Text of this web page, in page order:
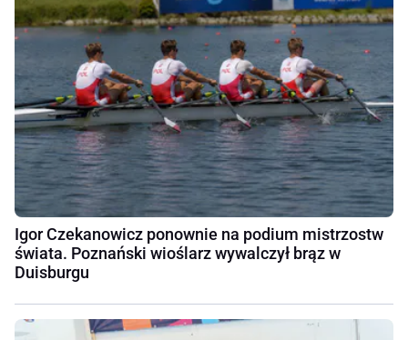
Igor Czekanowicz ponownie na podium mistrzostw
świata. Poznański wioślarz wywalczył brąz w
Duisburgu